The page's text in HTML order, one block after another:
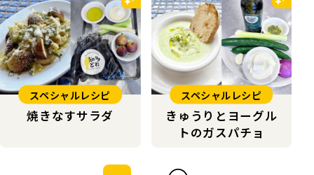
スペシャルレシピ
焼きなすサラダ
スペシャルレシピ
きゅうりとヨーグル
トのガスパチョ